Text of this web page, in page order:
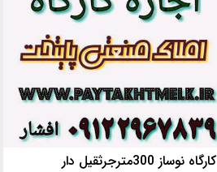
کارگاه نوساز 300مترجرثقیل دار